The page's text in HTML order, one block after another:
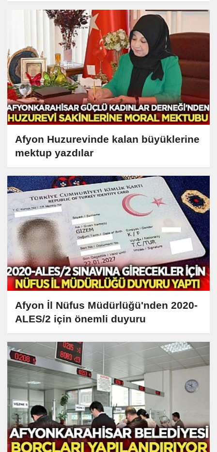
Afyon Huzurevinde kalan büyüklerine
mektup yazdılar
Afyon İl Nüfus Müdürlüğü'nden 2020-
ALES/2 için önemli duyuru